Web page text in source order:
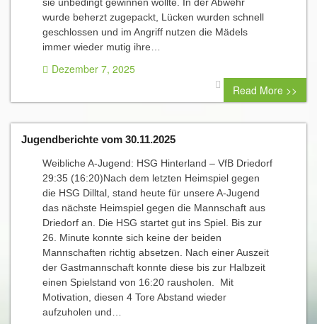
wurde beherzt zugepackt, Lücken wurden schnell
geschlossen und im Angriff nutzen die Mädels
immer wieder mutig ihre…
Dezember 7, 2025
0 comment
Read More >>
Jugendberichte vom 30.11.2025
Weibliche A-Jugend: HSG Hinterland – VfB Driedorf
29:35 (16:20)Nach dem letzten Heimspiel gegen
die HSG Dilltal, stand heute für unsere A-Jugend
das nächste Heimspiel gegen die Mannschaft aus
Driedorf an. Die HSG startet gut ins Spiel. Bis zur
26. Minute konnte sich keine der beiden
Mannschaften richtig absetzen. Nach einer Auszeit
der Gastmannschaft konnte diese bis zur Halbzeit
einen Spielstand von 16:20 rausholen. Mit
Motivation, diesen 4 Tore Abstand wieder
aufzuholen und…